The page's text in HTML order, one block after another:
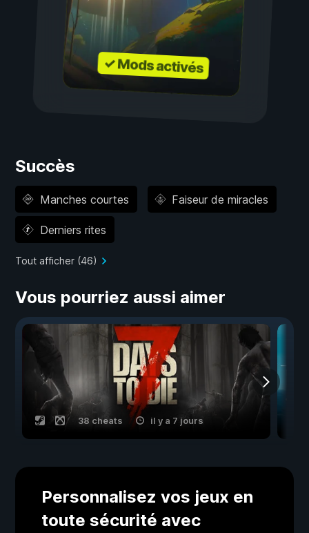
✓ Mods activés
Succès
Manches courtes Faiseur de miracles
Derniers rites
Tout afficher (46)
Vous pourriez aussi aimer
38 cheats il y a 7 jours
Personnalisez vos jeux en
toute sécurité avec